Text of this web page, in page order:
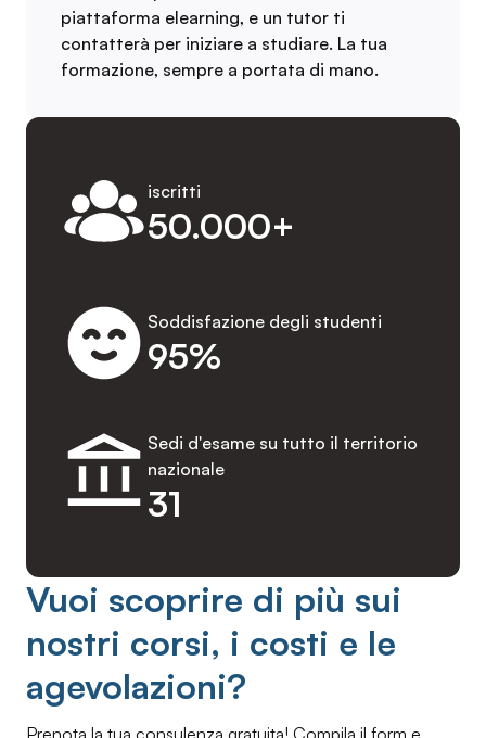
piattaforma elearning, e un tutor ti
contatterà per iniziare a studiare. La tua
formazione, sempre a portata di mano.
50.000+
iscritti
95%
Soddisfazione degli studenti
31
Sedi d'esame su tutto il territorio
nazionale
Vuoi scoprire di più sui
nostri corsi, i costi e le
agevolazioni?
Prenota la tua consulenza gratuita! Compila il form e